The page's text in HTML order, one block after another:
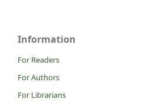
Information
For Readers
For Authors
For Librarians